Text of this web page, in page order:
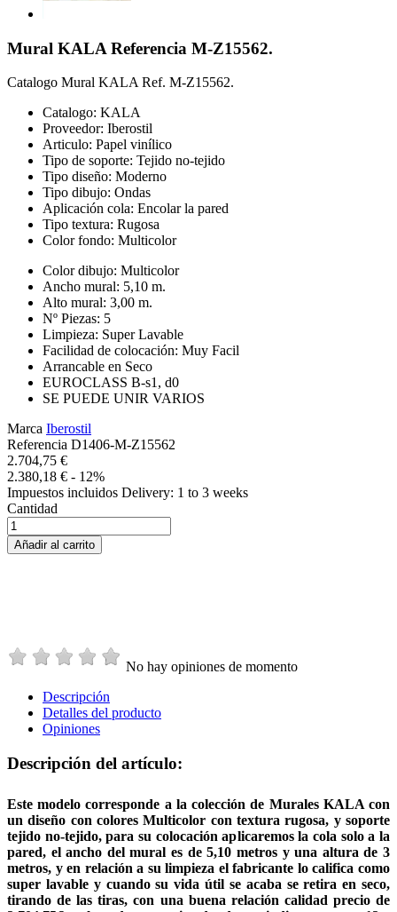
Mural KALA Referencia M-Z15562.
Catalogo Mural KALA Ref. M-Z15562.
Catalogo: KALA
Proveedor: Iberostil
Articulo: Papel vinílico
Tipo de soporte: Tejido no-tejido
Tipo diseño: Moderno
Tipo dibujo: Ondas
Aplicación cola: Encolar la pared
Tipo textura: Rugosa
Color fondo: Multicolor
Color dibujo: Multicolor
Ancho mural: 5,10 m.
Alto mural: 3,00 m.
Nº Piezas: 5
Limpieza: Super Lavable
Facilidad de colocación: Muy Facil
Arrancable en Seco
EUROCLASS B-s1, d0
SE PUEDE UNIR VARIOS
Marca Iberostil
Referencia D1406-M-Z15562
2.704,75 €
2.380,18 € - 12%
Impuestos incluidos Delivery: 1 to 3 weeks
Cantidad
Añadir al carrito
No hay opiniones de momento
Descripción
Detalles del producto
Opiniones
Descripción del artículo:
Este modelo corresponde a la colección de Murales KALA con
un diseño con colores Multicolor con textura rugosa, y soporte
tejido no-tejido, para su colocación aplicaremos la cola solo a la
pared, el ancho del mural es de 5,10 metros y una altura de 3
metros, y en relación a su limpieza el fabricante lo califica como
super lavable y cuando su vida útil se acaba se retira en seco,
tirando de las tiras, con una buena relación calidad precio de